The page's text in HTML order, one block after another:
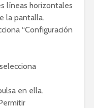
líneas horizontales
la pantalla.
“Configuración
en ella.